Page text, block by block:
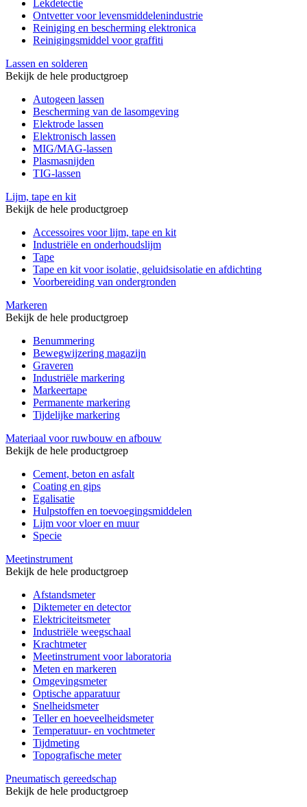
Lekdetectie
Ontvetter voor levensmiddelenindustrie
Reiniging en bescherming elektronica
Reinigingsmiddel voor graffiti
Lassen en solderen
Bekijk de hele productgroep
Autogeen lassen
Bescherming van de lasomgeving
Elektrode lassen
Elektronisch lassen
MIG/MAG-lassen
Plasmasnijden
TIG-lassen
Lijm, tape en kit
Bekijk de hele productgroep
Accessoires voor lijm, tape en kit
Industriële en onderhoudslijm
Tape
Tape en kit voor isolatie, geluidsisolatie en afdichting
Voorbereiding van ondergronden
Markeren
Bekijk de hele productgroep
Benummering
Bewegwijzering magazijn
Graveren
Industriële markering
Markeertape
Permanente markering
Tijdelijke markering
Materiaal voor ruwbouw en afbouw
Bekijk de hele productgroep
Cement, beton en asfalt
Coating en gips
Egalisatie
Hulpstoffen en toevoegingsmiddelen
Lijm voor vloer en muur
Specie
Meetinstrument
Bekijk de hele productgroep
Afstandsmeter
Diktemeter en detector
Elektriciteitsmeter
Industriële weegschaal
Krachtmeter
Meetinstrument voor laboratoria
Meten en markeren
Omgevingsmeter
Optische apparatuur
Snelheidsmeter
Teller en hoeveelheidsmeter
Temperatuur- en vochtmeter
Tijdmeting
Topografische meter
Pneumatisch gereedschap
Bekijk de hele productgroep